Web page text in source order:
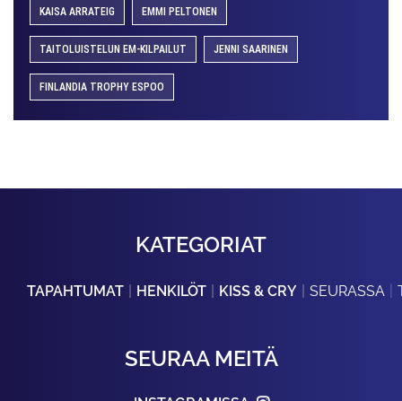
KAISA ARRATEIG EMMI PELTONEN
TAITOLUISTELUN EM-KILPAILUT JENNI SAARINEN
FINLANDIA TROPHY ESPOO
KATEGORIAT
TAPAHTUMAT HENKILÖT KISS & CRY SEURASSA
SEURAA MEITÄ